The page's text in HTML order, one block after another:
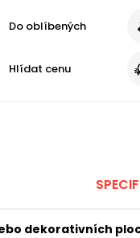
Do oblíbených
Hlídat cenu
dekorativních